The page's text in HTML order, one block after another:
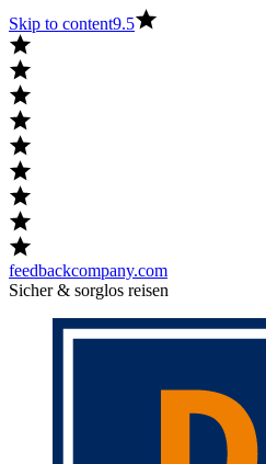
Skip to content9.5
feedbackcompany.com
Sicher & sorglos reisen